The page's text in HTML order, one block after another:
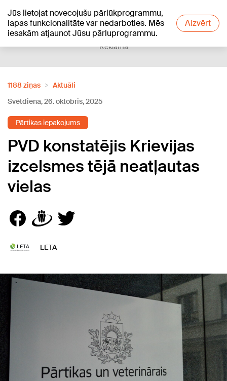
Jūs lietojat novecojušu pārlūkprogrammu,
lapas funkcionalitāte var nedarboties. Mēs
iesakām atjaunot Jūsu pārluprogrammu.
Aizvērt
+18°C
Reklāma
1188 ziņas
Aktuāli
Svētdiena, 26. oktobris, 2025
Pārtikas iepakojums
PVD konstatējis Krievijas
izcelsmes tējā neatļautas
vielas
LETA